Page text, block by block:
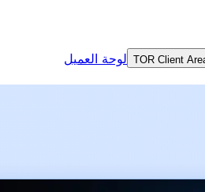
TOR Client لوحة العميل